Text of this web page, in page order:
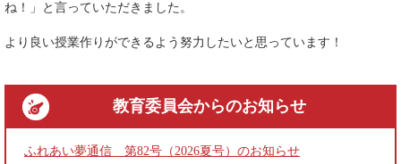
ね！」と言っていただきました。
より良い授業作りができるよう努力したいと思っています！
教育委員会からのお知らせ
ふれあい夢通信 第82号（2026夏号）のお知らせ